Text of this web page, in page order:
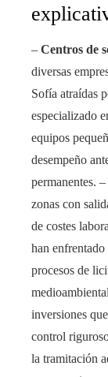
– Centros de
diversas
Sofía atraídas
especializado
equipos
desempeño
permanentes. –
zonas con
de costes
han enfrentado
procesos de
inversiones
control
la tramitación